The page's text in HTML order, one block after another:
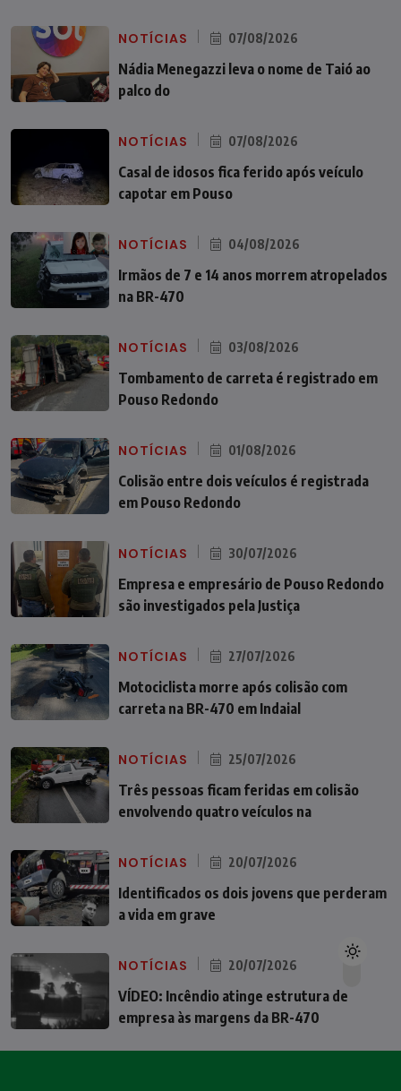
NOTÍCIAS 07/08/2026
Nádia Menegazzi leva o nome de Taió ao
palco do
NOTÍCIAS 07/08/2026
Casal de idosos fica ferido após veículo
capotar em Pouso
NOTÍCIAS 04/08/2026
Irmãos de 7 e 14 anos morrem atropelados
na BR-470
NOTÍCIAS 03/08/2026
Tombamento de carreta é registrado em
Pouso Redondo
NOTÍCIAS 01/08/2026
Colisão entre dois veículos é registrada
em Pouso Redondo
NOTÍCIAS 30/07/2026
Empresa e empresário de Pouso Redondo
são investigados pela Justiça
NOTÍCIAS 27/07/2026
Motociclista morre após colisão com
carreta na BR-470 em Indaial
NOTÍCIAS 25/07/2026
Três pessoas ficam feridas em colisão
envolvendo quatro veículos na
NOTÍCIAS 20/07/2026
Identificados os dois jovens que perderam
a vida em grave
NOTÍCIAS 20/07/2026
VÍDEO: Incêndio atinge estrutura de
empresa às margens da BR-470